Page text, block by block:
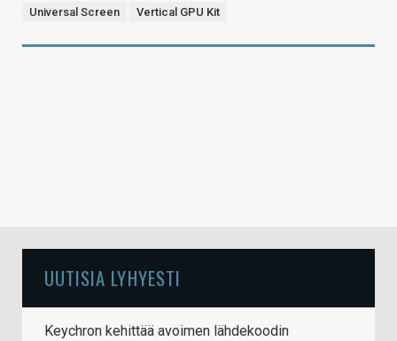
Universal Screen
Vertical GPU Kit
UUTISIA LYHYESTI
Keychron kehittää avoimen lähdekoodin